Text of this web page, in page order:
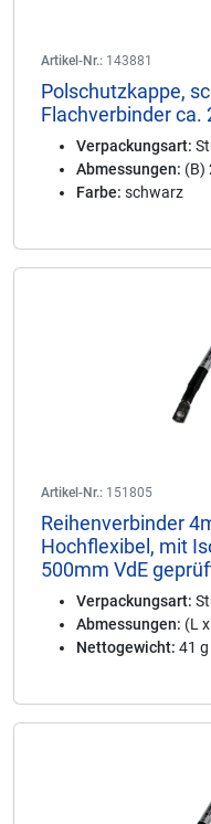
Artikel-Nr.: 143881
Polschutzkappe,
Flachverbinder ca.
Verpackungsart:
Abmessungen: (B)
Farbe: schwarz
Artikel-Nr.: 151805
Reihenverbinder
Hochflexibel, mit
500mm VdE
Verpackungsart:
Abmessungen: (L
Nettogewicht: 41 g